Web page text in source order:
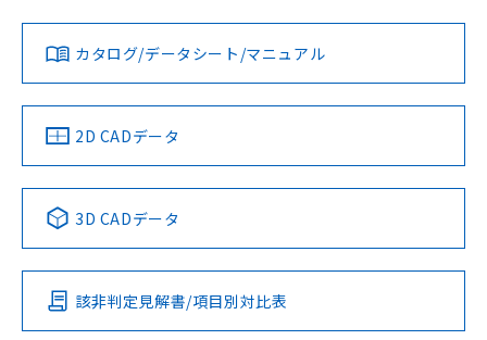
ダウンロードデータをご利用いただく前に、以下を必ずお読
みください。
ソフトウェアの使用条件
対応済み
中国 RoHS 注意事項・凡例
Pb Hg Cd Cr(VI)
O
LR型式承認
（イギリス
船舶規格）
DNV型式承認
（ノルウェー
BV型式承認
（フランス
KR型式
（韓国
No No No No
この製品の規格認証/適合状況ページへ
その他の認証はこちらのページからご検索ください
カタログ/データシート/マニュアル
2D CADデータ
3D CADデータ
該非判定見解書/項目別対比表